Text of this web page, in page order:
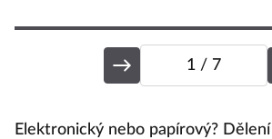
1 / 7
Elektronický nebo papírový?